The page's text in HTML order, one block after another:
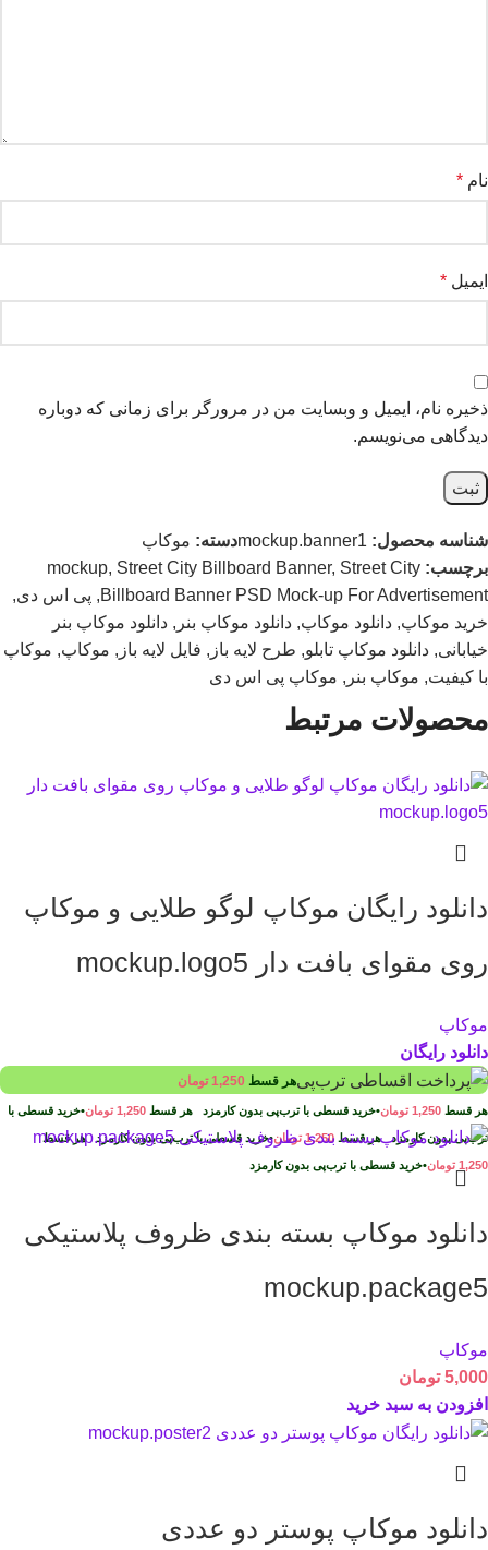
نام *
ایمیل *
ذخیره نام، ایمیل و وبسایت من در مرورگر برای زمانی که دوباره
دیدگاهی می‌نویسم.
شناسه محصول: mockup.banner1دسته: موکاپ
برچسب:
mockup, Street City Billboard Banner, Street City
Billboard Banner PSD Mock-up For Advertisement
, پی اس دی,
خرید موکاپ, دانلود موکاپ, دانلود موکاپ بنر , دانلود موکاپ بنر
خیابانی, دانلود موکاپ تابلو, طرح لایه باز , فایل لایه باز , موکاپ, موکاپ
با کیفیت, موکاپ بنر , موکاپ پی اس دی
محصولات مرتبط
دانلود رایگان موکاپ لوگو طلایی و موکاپ
روی مقوای بافت دار mockup.logo5
موکاپ
دانلود رایگان
هر قسط 1,250 تومان
هر قسط 1,250 تومان•خرید قسطی با ترب‌پی بدون کارمزد هر قسط 1,250 تومان•خرید قسطی با
ترب‌پی بدون کارمزدهر قسط 1,250 تومان•خرید قسطی با ترب‌پی بدون کارمزدهر قسط
1,250 تومان•خرید قسطی با ترب‌پی بدون کارمزد
دانلود موکاپ بسته بندی ظروف پلاستیکی
mockup.package5
موکاپ
5,000 تومان
افزودن به سبد خرید
دانلود موکاپ پوستر دو عددی